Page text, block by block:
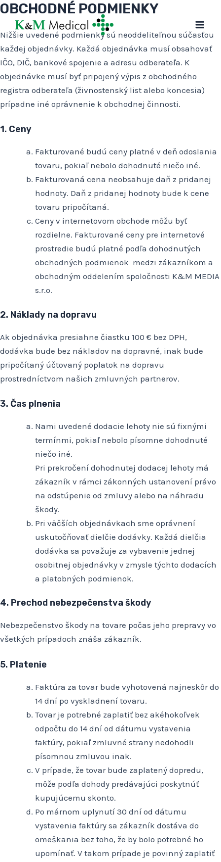
Preskočiť
obsah
OBCHODNÉ PODMIENKY
Nižšie uvedené podmienky sú neoddeliteľnou súčasťou
každej objednávky. Každá objednávka musí obsahovať
IČO, DIČ, bankové spojenie a adresu odberateľa. K
objednávke musí byť pripojený výpis z obchodného
registra odberateľa (živnostenský list alebo koncesia)
prípadne iné oprávnenie k obchodnej činnosti.
1. Ceny
Fakturované budú ceny platné v deň odoslania
tovaru, pokiaľ nebolo dohodnuté niečo iné.
Fakturovaná cena neobsahuje daň z pridanej
hodnoty. Daň z pridanej hodnoty bude k cene
tovaru pripočítaná.
Ceny v internetovom obchode môžu byť
rozdielne. Fakturované ceny pre internetové
prostredie budú platné podľa dohodnutých
obchodných podmienok medzi zákazníkom a
obchodným oddelením spoločnosti K&M MEDIA
s.r.o.
2. Náklady na dopravu
Ak objednávka presiahne čiastku 100 € bez DPH,
dodávka bude bez nákladov na dopravné, inak bude
pripočítaný účtovaný poplatok na dopravu
prostredníctvom našich zmluvných partnerov.
3. Čas plnenia
Nami uvedené dodacie lehoty nie sú fixnými
termínmi, pokiaľ nebolo písomne dohodnuté
niečo iné.
Pri prekročení dohodnutej dodacej lehoty má
zákazník v rámci zákonných ustanovení právo
na odstúpenie od zmluvy alebo na náhradu
škody.
Pri väčších objednávkach sme oprávnení
uskutočňovať dielčie dodávky. Každá dielčia
dodávka sa považuje za vybavenie jednej
osobitnej objednávky v zmysle týchto dodacích
a platobných podmienok.
4. Prechod nebezpečenstva škody
Nebezpečenstvo škody na tovare počas jeho prepravy vo
všetkých prípadoch znáša zákazník.
5. Platenie
Faktúra za tovar bude vyhotovená najneskôr do
14 dní po vyskladnení tovaru.
Tovar je potrebné zaplatiť bez akéhokoľvek
odpočtu do 14 dní od dátumu vystavenia
faktúry, pokiaľ zmluvné strany nedohodli
písomnou zmluvou inak.
V prípade, že tovar bude zaplatený dopredu,
môže podľa dohody predávajúci poskytnúť
kupujúcemu skonto.
Po márnom uplynutí 30 dní od dátumu
vystavenia faktúry sa zákazník dostáva do
omeškania bez toho, že by bolo potrebné ho
upomínať. V takom prípade je povinný zaplatiť